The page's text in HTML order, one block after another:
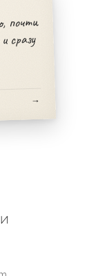
почти
сразу